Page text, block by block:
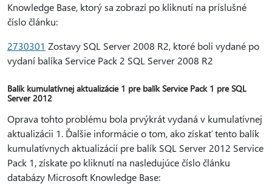
Knowledge Base, ktorý sa zobrazí po kliknutí na príslušné
číslo článku:
2730301 Zostavy SQL Server 2008 R2, ktoré boli vydané po
vydaní balíka Service Pack 2 SQL Server 2008 R2
Balík kumulatívnej aktualizácie 1 pre balík Service Pack 1 pre SQL
Server 2012
Oprava tohto problému bola prvýkrát vydaná v kumulatívnej
aktualizácii 1. Ďalšie informácie o tom, ako získať tento balík
kumulatívnych aktualizácií pre balík SQL Server 2012 Service
Pack 1, získate po kliknutí na nasledujúce číslo článku
databázy Microsoft Knowledge Base: